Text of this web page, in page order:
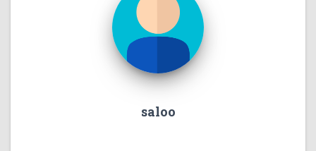
saloo